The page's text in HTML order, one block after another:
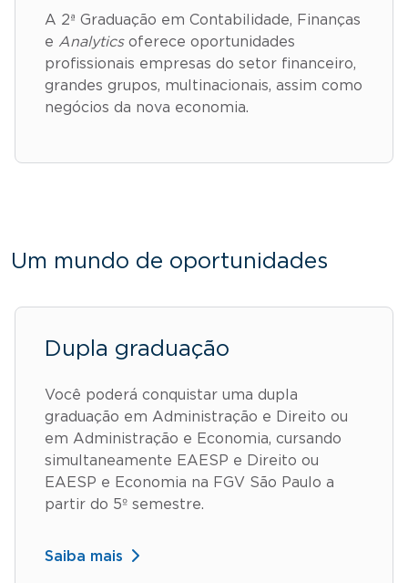
A 2ª Graduação em Contabilidade, Finanças
e Analyticsoferece oportunidades
profissionais empresas do setor financeiro,
grandes grupos, multinacionais, assim como
negócios da nova economia.
Um mundo de oportunidades
Dupla graduação
Você poderá conquistar uma dupla
graduação em Administração e Direito ou
em Administração e Economia, cursando
simultaneamente EAESP e Direito ou
EAESP e Economia na FGV São Paulo a
partir do 5º semestre.
Saiba mais